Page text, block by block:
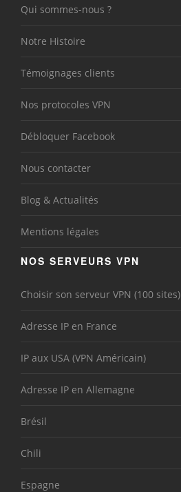
Qui sommes-nous ?
Notre Histoire
Témoignages clients
Nos protocoles VPN
Débloquer Facebook
Nous contacter
Blog & Actualités
Mentions légales
NOS SERVEURS VPN
Choisir son serveur VPN (100 sites)
Adresse IP en France
IP aux USA (VPN Américain)
Adresse IP en Allemagne
Brésil
Chili
Espagne